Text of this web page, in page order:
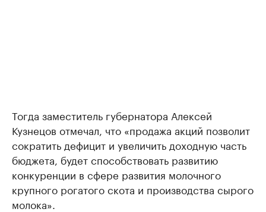
Тогда заместитель губернатора Алексей
Кузнецов отмечал, что «продажа акций позволит
сократить дефицит и увеличить доходную часть
бюджета, будет способствовать развитию
конкуренции в сфере развития молочного
крупного рогатого скота и производства сырого
молока».